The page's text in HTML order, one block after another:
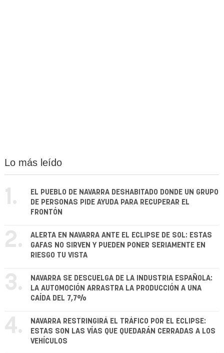
Lo más leído
1.
EL PUEBLO DE NAVARRA DESHABITADO DONDE UN GRUPO
DE PERSONAS PIDE AYUDA PARA RECUPERAR EL
FRONTÓN
2.
ALERTA EN NAVARRA ANTE EL ECLIPSE DE SOL: ESTAS
GAFAS NO SIRVEN Y PUEDEN PONER SERIAMENTE EN
RIESGO TU VISTA
3.
NAVARRA SE DESCUELGA DE LA INDUSTRIA ESPAÑOLA:
LA AUTOMOCIÓN ARRASTRA LA PRODUCCIÓN A UNA
CAÍDA DEL 7,7%
4.
NAVARRA RESTRINGIRÁ EL TRÁFICO POR EL ECLIPSE:
ESTAS SON LAS VÍAS QUE QUEDARÁN CERRADAS A LOS
VEHÍCULOS